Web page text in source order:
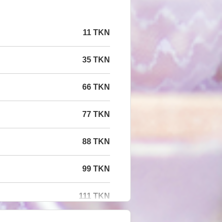
11 TKN
35 TKN
66 TKN
77 TKN
88 TKN
99 TKN
111 TKN